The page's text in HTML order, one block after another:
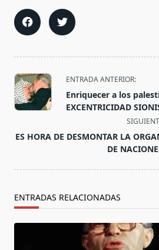
<span
class="nav-
subtitle
reader-
ENTRADA ANTERIOR:
Enriquecer a los
EXCENTRICIDAD
ES HORA DE DESMONTAR LA
DE
ENTRADAS RELACIONADAS